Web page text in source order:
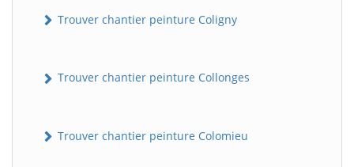
Trouver chantier peinture Coligny
Trouver chantier peinture Collonges
Trouver chantier peinture Colomieu